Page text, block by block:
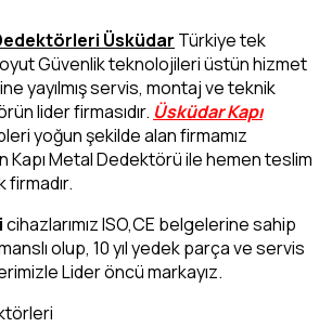
Üsküdar Türkiye tek
Güvenlik teknolojileri üstün hizmet
yayılmış servis, montaj ve teknik
lider firmasıdır. ÜsküdarKapı
yoğun şekilde alan firmamız
Kapı Metal Dedektörü ile hemen teslim
firmadır.
cihazlarımız ISO,CE belgelerine sahip
olup, 10 yıl yedek parça ve servis
Lider öncü markayız.